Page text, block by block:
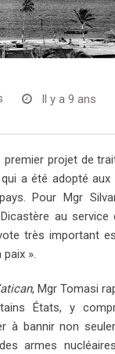
Il y a 9 ans
premier projet de
a été adopté
Pour Mgr
au service
très important
».
, Mgr Tomasi
États, y
à bannir non
armes